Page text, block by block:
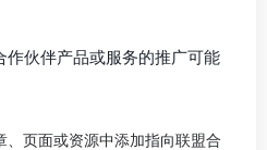
伙伴产品或服务的推广可能
、页面或资源中添加指向联盟合